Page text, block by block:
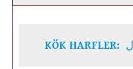
KÖK HARFLER: